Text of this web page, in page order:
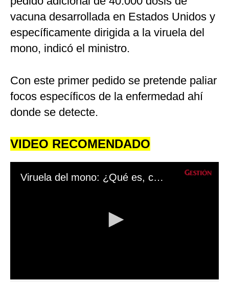
vacuna desarrollada en Estados Unidos y
específicamente dirigida a la viruela del
mono, indicó el ministro.
Con este primer pedido se pretende paliar
focos específicos de la enfermedad ahí
donde se detecte.
VIDEO RECOMENDADO
Viruela del mono: ¿Qué es, cuál es su origen, y en qué países está presente?